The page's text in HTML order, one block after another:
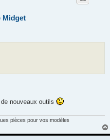
Midget
nouveaux outils
pièces pour vos modèles